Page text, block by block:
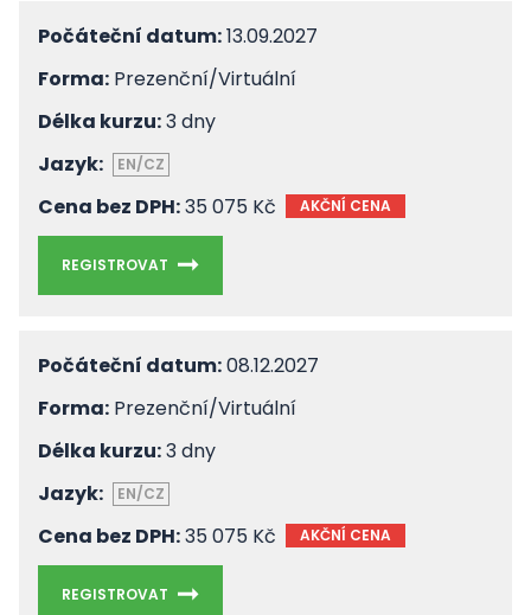
Počáteční datum:13.09.2027
Forma: Prezenční/Virtuální
Délka kurzu:3 dny
Jazyk:
EN/CZ
Cena bez DPH:35 075 Kč AKČNÍ CENA
REGISTROVAT
Počáteční datum:08.12.2027
Forma: Prezenční/Virtuální
Délka kurzu:3 dny
Jazyk:
EN/CZ
Cena bez DPH:35 075 Kč AKČNÍ CENA
REGISTROVAT